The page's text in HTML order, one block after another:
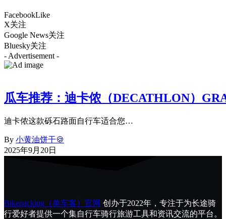
FacebookLike
X关注
Google News关注
Bluesky关注
- Advertisement -
瓜车推荐：迪卡侬（DECATHLON）
迪卡侬这款砾石路面自行车适合您…
By 小黄油饼干🍪
2025年9月20日
Bikepacking（单车客）官网 创办于2022年，专注于为长途骑
行爱好者提供一个集自行车骑行旅游工具和资讯交流的平台。